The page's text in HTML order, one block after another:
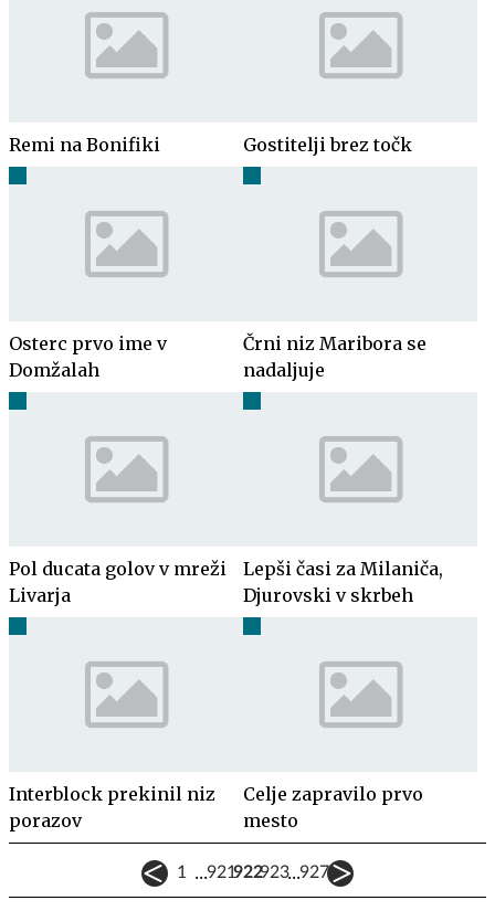
Remi na Bonifiki Gostitelji brez točk
Osterc prvo ime v
Domžalah
Črni niz Maribora se
nadaljuje
Pol ducata golov v mreži
Livarja
Lepši časi za Milaniča,
Djurovski v skrbeh
Interblock prekinil niz
porazov
Celje zapravilo prvo
mesto
1 ...921922923...927